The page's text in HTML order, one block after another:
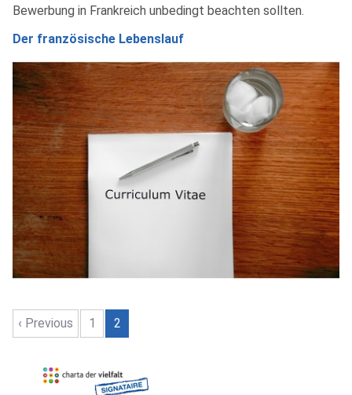
Bewerbung in Frankreich unbedingt beachten sollten.
Der französische Lebenslauf
‹ Previous 1 2